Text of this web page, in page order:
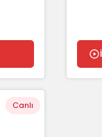
Canlı